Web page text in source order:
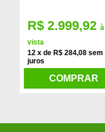
R$ 2.999,92à
vista
12 x de R$ 284,08 sem
juros
COMPRAR